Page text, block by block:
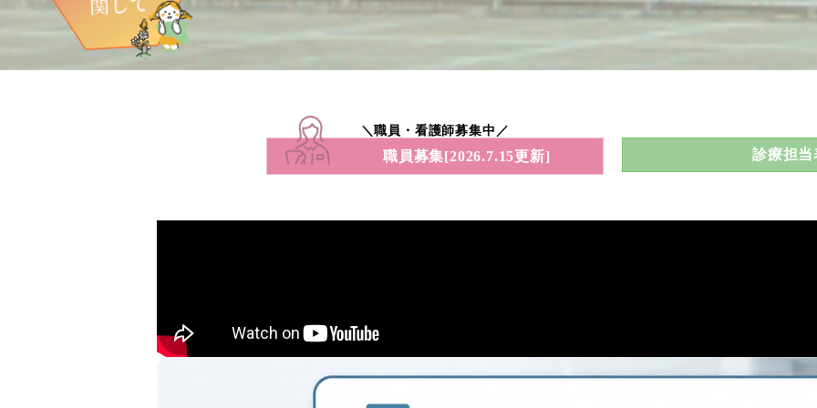
＼職員・看護師募集中／
職員募集[2026.7.15更新] 診療担当